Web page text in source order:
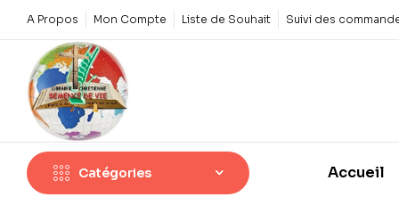
A Propos Mon Compte Liste de Souhait Suivi des
Catégories Accueil